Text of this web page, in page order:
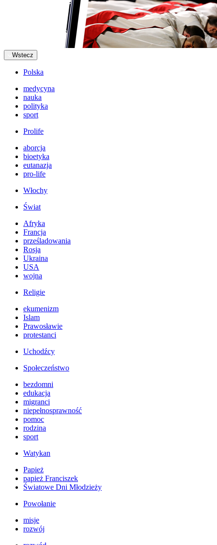
Wstecz
Polska
medycyna
nauka
polityka
sport
Prolife
aborcja
bioetyka
eutanazja
pro-life
Włochy
Świat
Afryka
Francja
prześladowania
Rosja
Ukraina
USA
wojna
Religie
ekumenizm
Islam
Prawosławie
protestanci
Uchodźcy
Społeczeństwo
bezdomni
edukacja
migranci
niepełnosprawność
pomoc
rodzina
sport
Watykan
Papież
papież Franciszek
Światowe Dni Młodzieży
Powołanie
misje
rozwój